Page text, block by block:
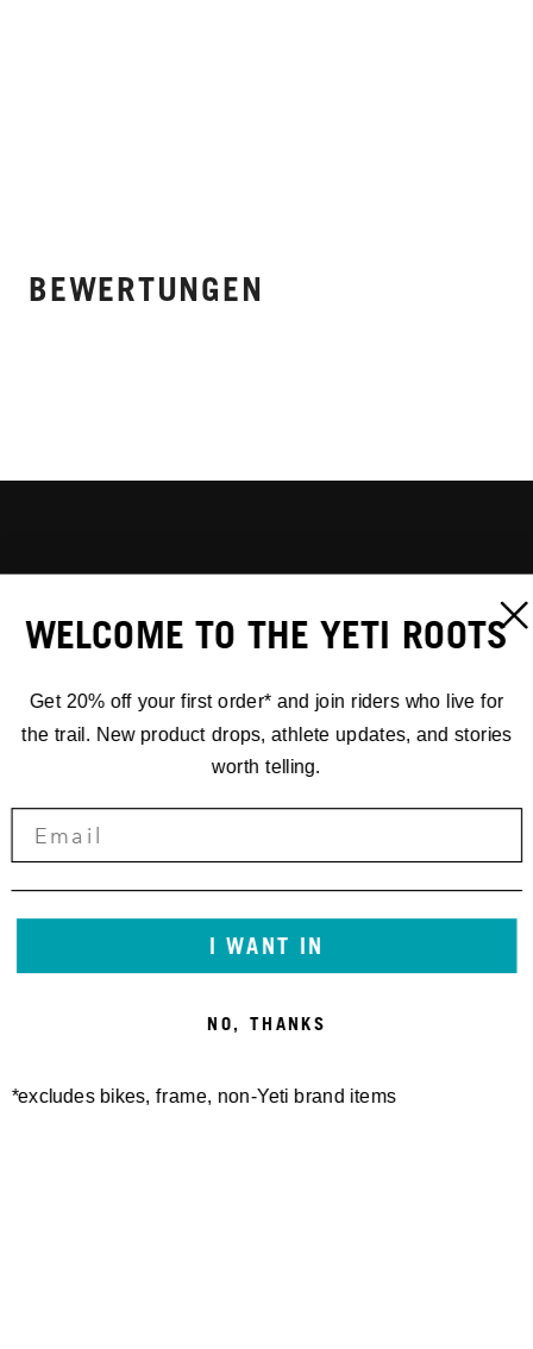
BEWERTUNGEN
WELCOME TO THE YETI ROOTS
Get 20% off your first order* and join riders who live for
the trail. New product drops, athlete updates, and stories
worth telling.
I WANT IN
NO, THANKS
*excludes bikes, frame, non-Yeti brand items